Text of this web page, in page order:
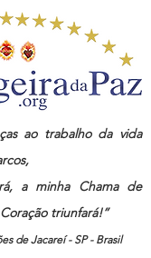
ao trabalho da vida
a minha Chama de
triunfará!”
de Jacareí - SP - Brasil